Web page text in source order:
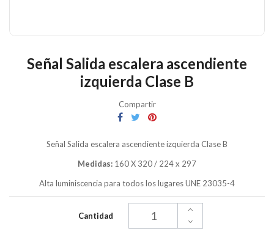
Señal Salida escalera ascendiente
izquierda Clase B
Compartir
Señal Salida escalera ascendiente izquierda Clase B
Medidas: 160 X 320 / 224 x 297
Alta luminiscencia para todos los lugares UNE 23035-4
Cantidad